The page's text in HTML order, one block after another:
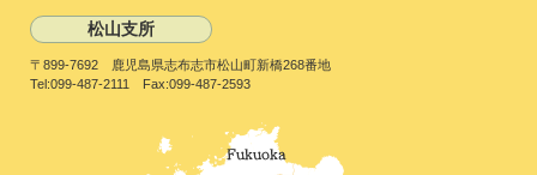
松山支所
〒899-7692 鹿児島県志布志市松山町新橋268番地
Tel:099-487-2111 Fax:099-487-2593